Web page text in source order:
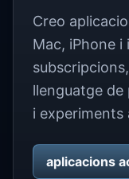
Creo
Mac, iPhone i
llenguatge
i experiments
aplicacions